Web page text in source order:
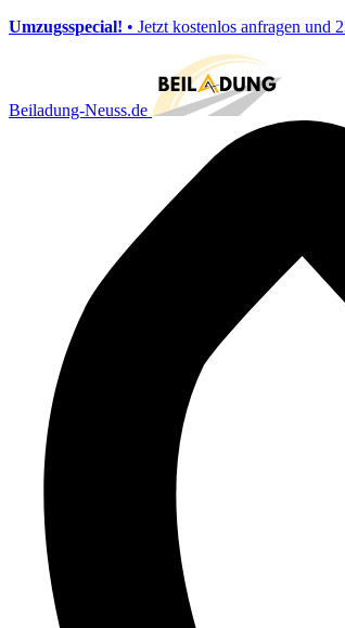
Umzugsspecial! • Jetzt kostenlos anfragen
Beiladung-Neuss.de